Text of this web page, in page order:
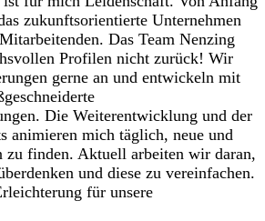
zukunftsorientierte Unternehmen
Das Team Nenzing
Profilen nicht zurück! Wir
gerne an und entwickeln mit
Die Weiterentwicklung und der
animieren mich täglich, neue und
zu finden. Aktuell arbeiten wir daran,
und diese zu vereinfachen.
für unsere